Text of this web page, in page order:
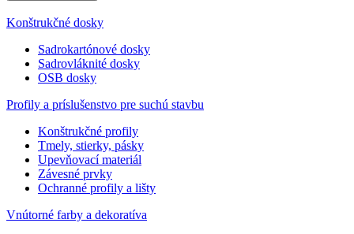
Konštrukčné dosky
Sadrokartónové dosky
Sadrovláknité dosky
OSB dosky
Profily a príslušenstvo pre suchú stavbu
Konštrukčné profily
Tmely, stierky, pásky
Upevňovací materiál
Závesné prvky
Ochranné profily a lišty
Vnútorné farby a dekoratíva